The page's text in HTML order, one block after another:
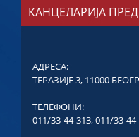
КАНЦЕЛАРИЈА
АДРЕСА:
ТЕРАЗИЈЕ 3, 11000
ТЕЛЕФОНИ:
011/33-44-313,011/33-